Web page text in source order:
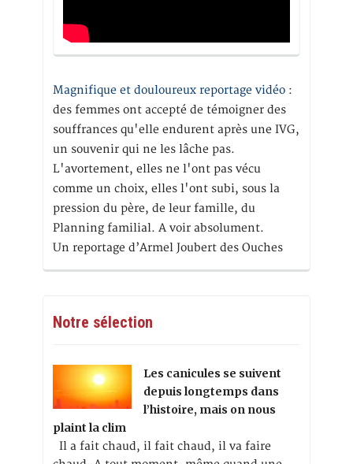
Magnifique et douloureux reportage vidéo :
des femmes ont accepté de témoigner des
souffrances qu'elle endurent après une IVG,
un souvenir qui ne les lâche pas.
L'avortement, elles ne l'ont pas vécu
comme un choix, elles l'ont subi, sous la
pression du père, de leur famille, du
Planning familial. A voir absolument.
Un reportage d’Armel Joubert des Ouches
Notre sélection
Les canicules se suivent
depuis longtemps dans
l’histoire, mais on nous
plaint la clim
Il a fait chaud, il fait chaud, il va faire